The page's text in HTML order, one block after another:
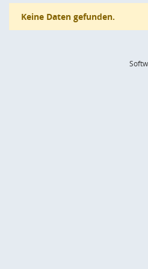
Keine Daten gefunden.